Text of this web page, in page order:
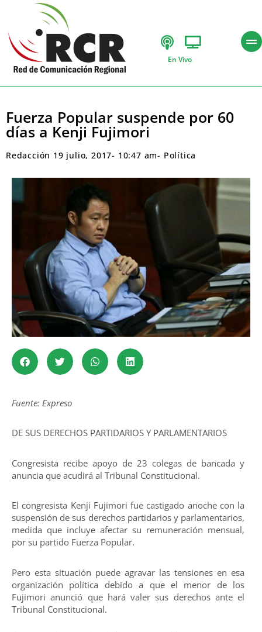
En Vivo
Fuerza Popular suspende por 60
días a Kenji Fujimori
Redacción 19 julio, 2017- 10:47 am- Política
Fuente: Expreso
DE SUS DERECHOS PARTIDARIOS Y PARLAMENTARIOS
Congresista recibe apoyo de 23 colegas de bancada y
anuncia que acudirá al Tribunal Constitucional.
El congresista Kenji Fujimori fue castigado anoche con la
suspensión de sus derechos partidarios y parlamentarios,
medida que incluye afectar su remuneración mensual,
por su partido Fuerza Popular.
Pero esta situación puede agravar las tensiones en esa
organización política debido a que el menor de los
Fujimori anunció que hará valer sus derechos ante el
Tribunal Constitucional.